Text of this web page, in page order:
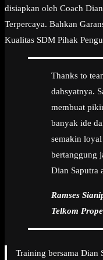
disiapkan oleh Coach
Terpercaya. Bahkan
Kualitas SDM Pihak
Thanks to
dahsyatnya.
membuat
banyak ide
semakin
bertanggung
Dian Saputra
Ramses
Telkom
Training bersama Dian